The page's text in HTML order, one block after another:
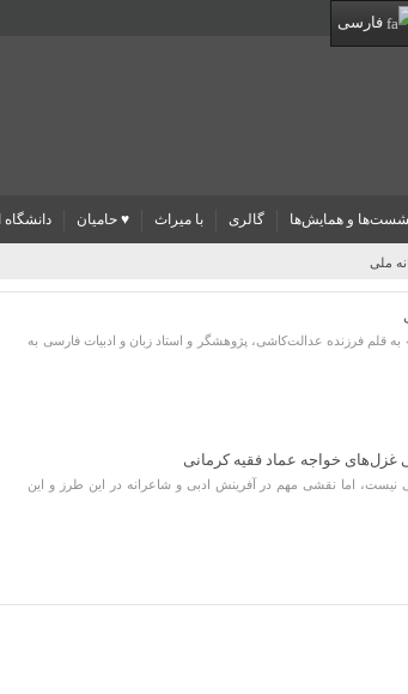
فارسی
و همایش‌ها گالری با میراث ♥ حامیان دانشگاه
ملی
قلم فرزنده عدالت‌کاشی، پژوهشگر و استاد زبان و ادبیات فارسی به
غزل‌های خواجه عماد فقیه کرمانی
نیست، اما نقشی مهم در آفرینش ادبی و شاعرانه در این طرز و این